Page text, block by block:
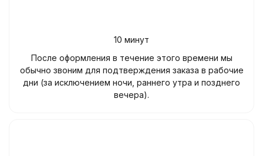
10 минут
После оформления в течение этого времени мы
обычно звоним для подтверждения заказа в рабочие
дни (за исключением ночи, раннего утра и позднего
вечера).